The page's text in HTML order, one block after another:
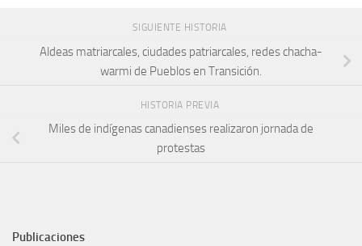
SIGUIENTE HISTORIA
Aldeas matriarcales, ciudades patriarcales, redes chacha-
warmi de Pueblos en Transición.
HISTORIA PREVIA
Miles de indígenas canadienses realizaron jornada de
protestas
Publicaciones